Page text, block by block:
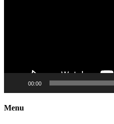
00:00
Menu